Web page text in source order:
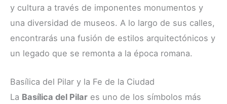
y cultura a través de imponentes monumentos y
una diversidad de museos. A lo largo de sus calles,
encontrarás una fusión de estilos arquitectónicos y
un legado que se remonta a la época romana.
Basílica del Pilar y la Fe de la Ciudad
La Basílica del Pilar es uno de los símbolos más